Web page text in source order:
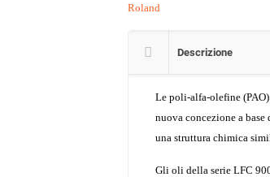
Roland
Descrizione
Le poli-alfa-olefine
nuova concezione a
una struttura chimica
Gli oli della serie LFC